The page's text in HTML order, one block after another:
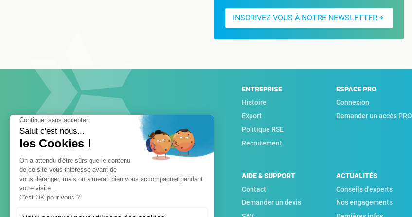
INSCRIVEZ-VOUS À NOTRE NEWSLETTER
ENTREPRISE
Histoire
Export
Politique RSE
Recrutement
ESPACE PRO
Connexion
Demander un accès PRO
AIDE & SUPPORT
Contact
Demander un devis
ACTUALITÉS
Conseils d'experts
Nos engagements